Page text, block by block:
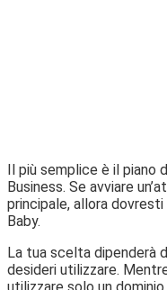
Il più semplice è il piano
Business. Se avviare
principale, allora
Baby.
La tua scelta dipenderà
desideri utilizzare.
utilizzare solo un